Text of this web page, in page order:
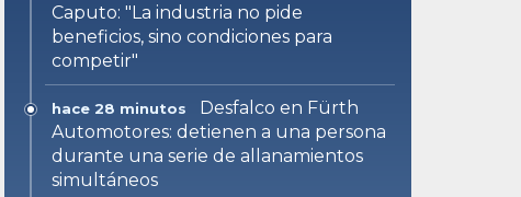
Caputo: "La industria no pide
beneficios, sino condiciones para
competir"
hace 28 minutos
Desfalco en Fürth
Automotores: detienen a una persona
durante una serie de allanamientos
simultáneos